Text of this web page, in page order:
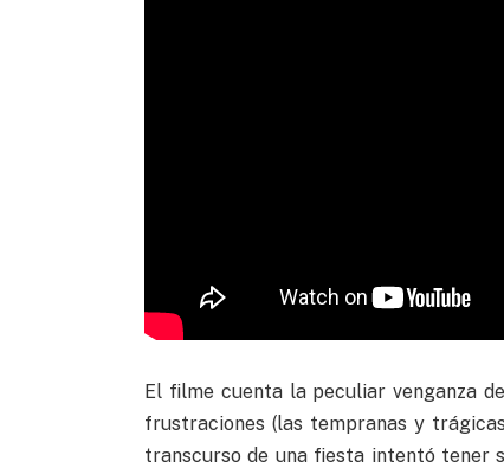
El filme cuenta la peculiar venganza
frustraciones (las tempranas y
transcurso de una fiesta intentó tener